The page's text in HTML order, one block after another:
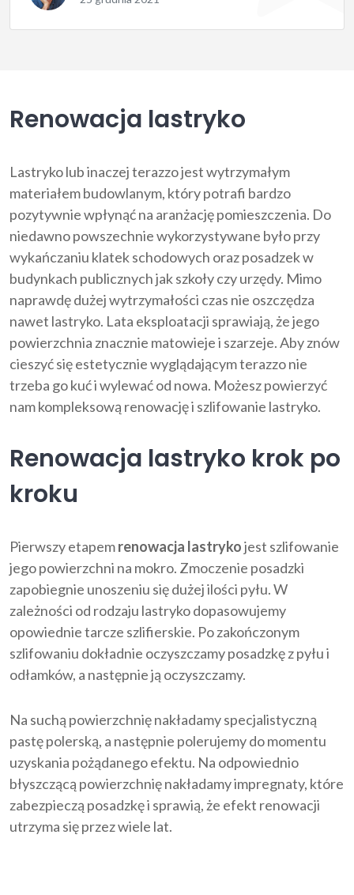
Renowacja lastryko
Lastryko lub inaczej terazzo jest wytrzymałym
materiałem budowlanym, który potrafi bardzo
pozytywnie wpłynąć na aranżację pomieszczenia. Do
niedawno powszechnie wykorzystywane było przy
wykańczaniu klatek schodowych oraz posadzek w
budynkach publicznych jak szkoły czy urzędy. Mimo
naprawdę dużej wytrzymałości czas nie oszczędza
nawet lastryko. Lata eksploatacji sprawiają, że jego
powierzchnia znacznie matowieje i szarzeje. Aby znów
cieszyć się estetycznie wyglądającym terazzo nie
trzeba go kuć i wylewać od nowa. Możesz powierzyć
nam kompleksową renowację i szlifowanie lastryko.
Renowacja lastryko krok po
kroku
Pierwszy etapemrenowacja lastrykojest szlifowanie
jego powierzchni na mokro. Zmoczenie posadzki
zapobiegnie unoszeniu się dużej ilości pyłu. W
zależności od rodzaju lastryko dopasowujemy
opowiednie tarcze szlifierskie. Po zakończonym
szlifowaniu dokładnie oczyszczamy posadzkę z pyłu i
odłamków, a następnie ją oczyszczamy.
Na suchą powierzchnię nakładamy specjalistyczną
pastę polerską, a następnie polerujemy do momentu
uzyskania pożądanego efektu. Na odpowiednio
błyszczącą powierzchnię nakładamy impregnaty, które
zabezpieczą posadzkę i sprawią, że efekt renowacji
utrzyma się przez wiele lat.